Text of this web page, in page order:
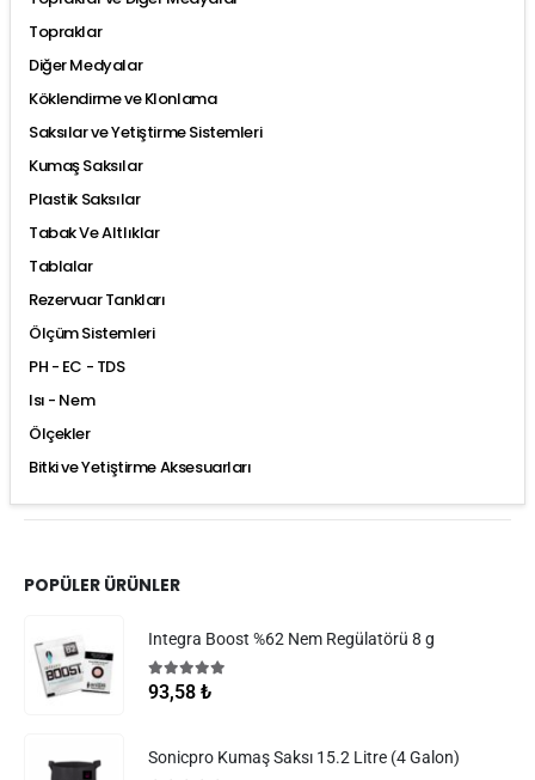
Topraklar
Diğer Medyalar
Köklendirme ve Klonlama
Saksılar ve Yetiştirme Sistemleri
Kumaş Saksılar
Plastik Saksılar
Tabak Ve Altlıklar
Tablalar
Rezervuar Tankları
Ölçüm Sistemleri
PH - EC - TDS
Isı - Nem
Ölçekler
Bitki ve Yetiştirme Aksesuarları
POPÜLER ÜRÜNLER
Integra Boost %62 Nem Regülatörü 8 g
5.005 üzerinden
93,58 ₺
Sonicpro Kumaş Saksı 15.2 Litre (4 Galon)